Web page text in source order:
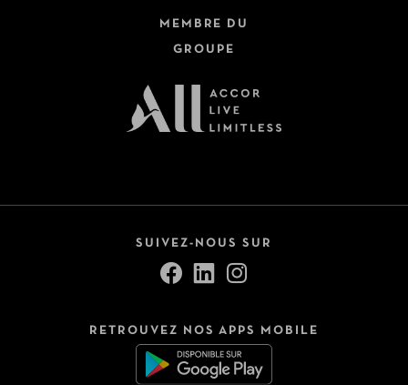
MEMBRE DU
GROUPE
SUIVEZ-NOUS SUR
RETROUVEZ NOS APPS MOBILE